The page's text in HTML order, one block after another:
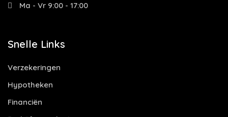
Ma - Vr 9:00 - 17:00
Snelle Links
Verzekeringen
Hypotheken
Financiën